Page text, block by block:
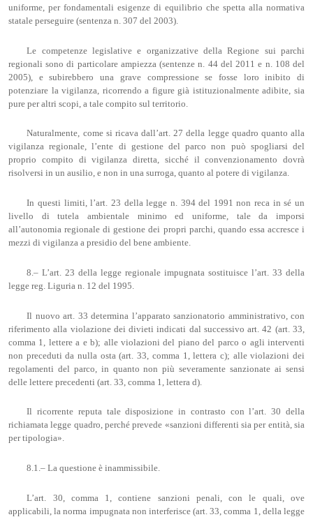
uniforme, per fondamentali esigenze di equilibrio che spetta alla normativa
statale perseguire (sentenza n. 307 del 2003).
Le competenze legislative e organizzative della Regione sui parchi
regionali sono di particolare ampiezza (sentenze n. 44 del 2011 e n. 108 del
2005), e subirebbero una grave compressione se fosse loro inibito di
potenziare la vigilanza, ricorrendo a figure già istituzionalmente adibite, sia
pure per altri scopi, a tale compito sul territorio.
Naturalmente, come si ricava dall’art. 27 della legge quadro quanto alla
vigilanza regionale, l’ente di gestione del parco non può spogliarsi del
proprio compito di vigilanza diretta, sicché il convenzionamento dovrà
risolversi in un ausilio, e non in una surroga, quanto al potere di vigilanza.
In questi limiti, l’art. 23 della legge n. 394 del 1991 non reca in sé un
livello di tutela ambientale minimo ed uniforme, tale da imporsi
all’autonomia regionale di gestione dei propri parchi, quando essa accresce i
mezzi di vigilanza a presidio del bene ambiente.
8.– L’art. 23 della legge regionale impugnata sostituisce l’art. 33 della
legge reg. Liguria n. 12 del 1995.
Il nuovo art. 33 determina l’apparato sanzionatorio amministrativo, con
riferimento alla violazione dei divieti indicati dal successivo art. 42 (art. 33,
comma 1, lettere a e b); alle violazioni del piano del parco o agli interventi
non preceduti da nulla osta (art. 33, comma 1, lettera c); alle violazioni dei
regolamenti del parco, in quanto non più severamente sanzionate ai sensi
delle lettere precedenti (art. 33, comma 1, lettera d).
Il ricorrente reputa tale disposizione in contrasto con l’art. 30 della
richiamata legge quadro, perché prevede «sanzioni differenti sia per entità, sia
per tipologia».
8.1.– La questione è inammissibile.
L’art. 30, comma 1, contiene sanzioni penali, con le quali, ove
applicabili, la norma impugnata non interferisce (art. 33, comma 1, della legge